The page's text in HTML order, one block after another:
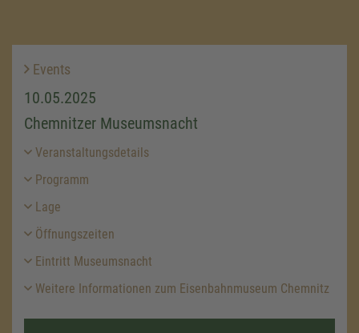
Events
10.05.2025
Chemnitzer Museumsnacht
Veranstaltungsdetails
Programm
Lage
Öffnungszeiten
Eintritt Museumsnacht
Weitere Informationen zum Eisenbahnmuseum Chemnitz